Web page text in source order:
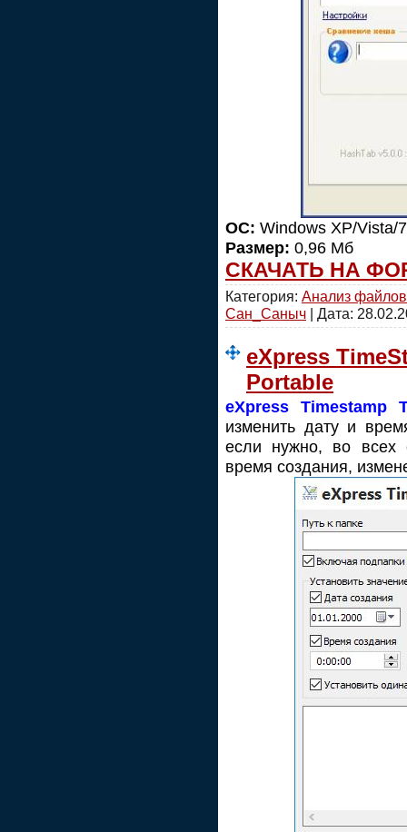
ОС: Windows XP/Vista/
Размер: 0,96 Мб
СКАЧАТЬ НА
Категория: Анализ файлов
Сан_Саныч | Дата:
eXpress
Portable
eXpress Timestamp
изменить дату и
если нужно, во всех
время создания,